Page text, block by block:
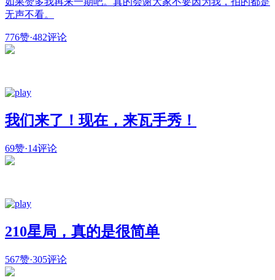
无声不看。
776赞·482评论
我们来了！现在，来瓦手秀！
69赞·14评论
210星局，真的是很简单
567赞·305评论